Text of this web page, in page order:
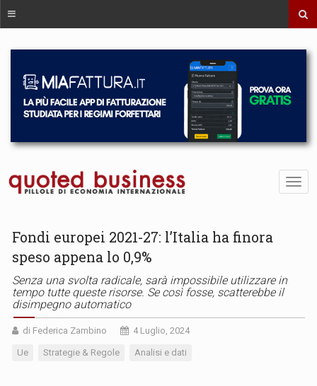
Fondi europei 2021-27: l’Italia ha finora
speso appena lo 0,9%
Senza una svolta radicale, sarà impossibile utilizzare in
tempo tutte queste risorse. Se così fosse, scatterebbe il
disimpegno automatico
di Federica Zambino 4 Luglio, 2024
Ue Strategie & Regole Analisi e dati